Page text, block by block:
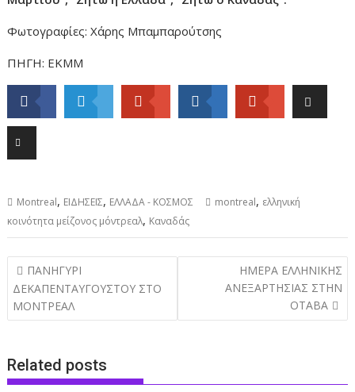
Φωτογραφίες: Χάρης Μπαμπαρούτσης
ΠΗΓΗ: ΕΚΜΜ
Montreal, ΕΙΔΗΣΕΙΣ, ΕΛΛΑΔΑ - ΚΟΣΜΟΣ montreal, ελληνική
κοινότητα μείζονος μόντρεαλ, Καναδάς
Post
navigation
ΠΑΝΗΓΥΡΙ
ΔΕΚΑΠΕΝΤΑΥΓΟΥΣΤΟΥ ΣΤΟ
ΜΟΝΤΡΕΑΛ
ΗΜΕΡΑ ΕΛΛΗΝΙΚΗΣ
ΑΝΕΞΑΡΤΗΣΙΑΣ ΣΤΗΝ
ΟΤΑΒΑ
Related posts